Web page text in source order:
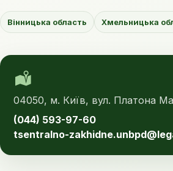
Вінницька область Хмельницька
04050, м. Київ, вул. Платона
(044) 593-97-60
tsentralno-